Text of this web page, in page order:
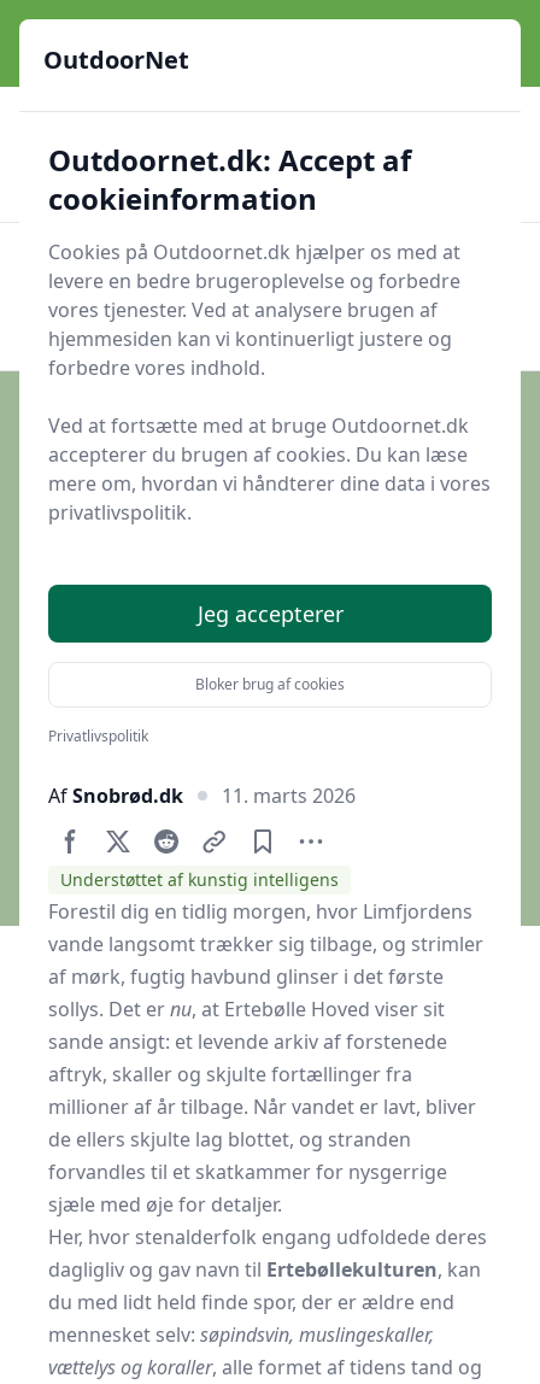
OutdoorNet - Inspiration, guides og grej til livet under åben
himmel
23 produktyper 🔐Sikker nethandel
Verificerede webshops
OutdoorNet
Søg nu
Søg nu
Udgivet iInspiration
Fossiljagt ved Ertebølle Hoved ved
AfSnobrød.dk 11. marts 2026
Understøttet af kunstig intelligens
Forestil dig en tidlig morgen, hvor Limfjordens
vande langsomt trækker sig tilbage, og strimler
af mørk, fugtig havbund glinser i det første
sollys. Det ernu, at Ertebølle Hoved viser sit
sande ansigt: et levende arkiv af forstenede
aftryk, skaller og skjulte fortællinger fra
millioner af år tilbage. Når vandet er lavt, bliver
de ellers skjulte lag blottet, og stranden
forvandles til et skatkammer for nysgerrige
sjæle med øje for detaljer.
Her, hvor stenalderfolk engang udfoldede deres
dagligliv og gav navn til Ertebøllekulturen, kan
du med lidt held finde spor, der er ældre end
mennesket selv: søpindsvin, muslingeskaller,
vættelys og koraller, alle formet af tidens tand og
OutdoorNet
Outdoornet.dk: Accept af
cookieinformation
Cookies på Outdoornet.dk hjælper os med at
levere en bedre brugeroplevelse og forbedre
vores tjenester. Ved at analysere brugen af
hjemmesiden kan vi kontinuerligt justere og
forbedre vores indhold.
Ved at fortsætte med at bruge Outdoornet.dk
accepterer du brugen af cookies. Du kan læse
mere om, hvordan vi håndterer dine data i vores
privatlivspolitik.
Jeg accepterer
Bloker brug af cookies
Privatlivspolitik